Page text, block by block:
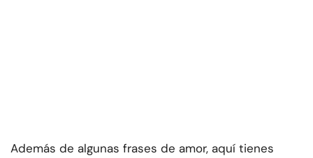
Además de algunas frases de amor, aquí tienes